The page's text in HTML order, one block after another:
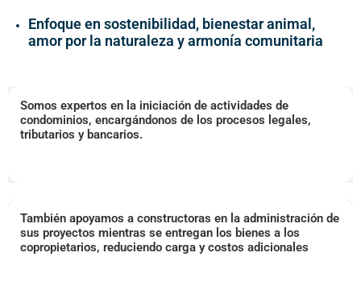
Enfoque en sostenibilidad, bienestar animal,
amor por la naturaleza y armonía comunitaria
Somos expertos en la iniciación de actividades de
condominios, encargándonos de los procesos legales,
tributarios y bancarios.
También apoyamos a constructoras en la administración de
sus proyectos mientras se entregan los bienes a los
copropietarios, reduciendo carga y costos adicionales